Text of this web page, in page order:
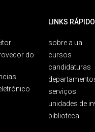
do
LINKS
sobre a ua
cursos
candidaturas
serviços
unidades de
biblioteca